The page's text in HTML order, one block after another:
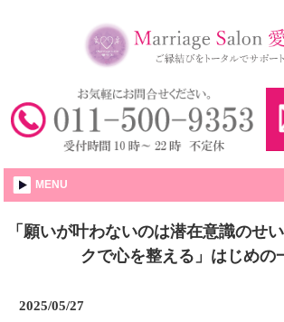
MENU
「願いが叶わないのは潜在意識のせ
クで心を整える」はじめ
2025/05/27